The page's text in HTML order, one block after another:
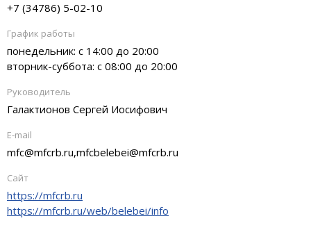
+7 (34786) 5-02-10
График работы
понедельник: с 14:00 до 20:00
вторник-суббота: с 08:00 до 20:00
Руководитель
Галактионов Сергей Иосифович
E-mail
mfc@mfcrb.ru,mfcbelebei@mfcrb.ru
Сайт
https://mfcrb.ru
https://mfcrb.ru/web/belebei/info